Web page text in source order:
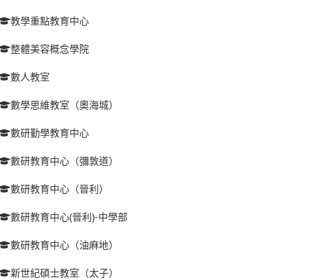
教學重點教育中心
整體美容概念學院
數人教室
數學思維教室（奧海城）
數研勤學教育中心
數研教育中心（彌敦道）
數研教育中心（晉利）
數研教育中心(晉利)-中學部
數研教育中心（油麻地）
新世紀碩士教室（太子）